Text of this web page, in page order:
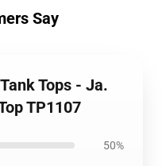
Say
Tops - Ja.
TP1107
50%